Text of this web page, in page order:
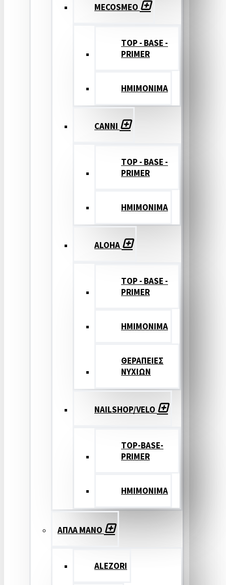
MECOSMEO
TOP - BASE -
PRIMER
ΗΜΙΜΟΝΙΜΑ
CANNI
TOP - BASE -
PRIMER
ΗΜΙΜΟΝΙΜΑ
ALOHA
TOP - BASE -
PRIMER
ΗΜΙΜΟΝΙΜΑ
ΘΕΡΑΠΕΙΕΣ
ΝΥΧΙΩΝ
NAILSHOP/VELO
TOP-BASE-
PRIMER
ΗΜΙΜΟΝΙΜΑ
ΑΠΛΑ ΜΑΝΟ
ALEZORI